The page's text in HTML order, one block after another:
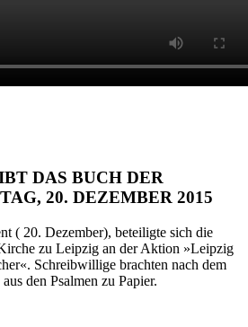
DAS BUCH DER
20. DEZEMBER 2015
( 20. Dezember), beteiligte sich die
zu Leipzig an der Aktion »Leipzig
Schreibwillige brachten nach dem
den Psalmen zu Papier.